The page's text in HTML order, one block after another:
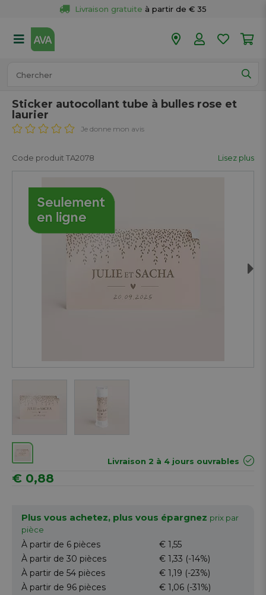
Livraison gratuite à partir de € 35
50 magasins
Sticker autocollant tube à bulles rose et
laurier
Je donne mon avis
Code produit TA2078 Lisez plus
Livraison 2 à 4 jours ouvrables
€ 0,88
Plus vous achetez, plus vous épargnez prix par
pièce
À partir de 6 pièces
€ 1,55
À partir de 30 pièces € 1,33 (-14%)
À partir de 54 pièces € 1,19 (-23%)
À partir de 96 pièces € 1,06 (-31%)